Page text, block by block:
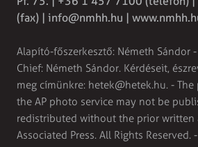
(fax) | info@nmhh.hu |
Alapító-főszerkesztő: Németh Sándor
Chief: Németh Sándor. Kérdéseit,
meg címünkre: hetek@hetek.hu. -
the AP photo service may not be
redistributed without the prior
Associated Press. All Rights Reserved.